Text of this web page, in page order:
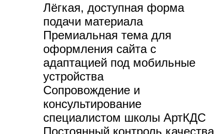
Лёгкая, доступная форма
подачи материала
Премиальная тема для
оформления сайта с
адаптацией под мобильные
устройства
Сопровождение и
консультирование
специалистом школы АртКДС
Постоянный контроль качества